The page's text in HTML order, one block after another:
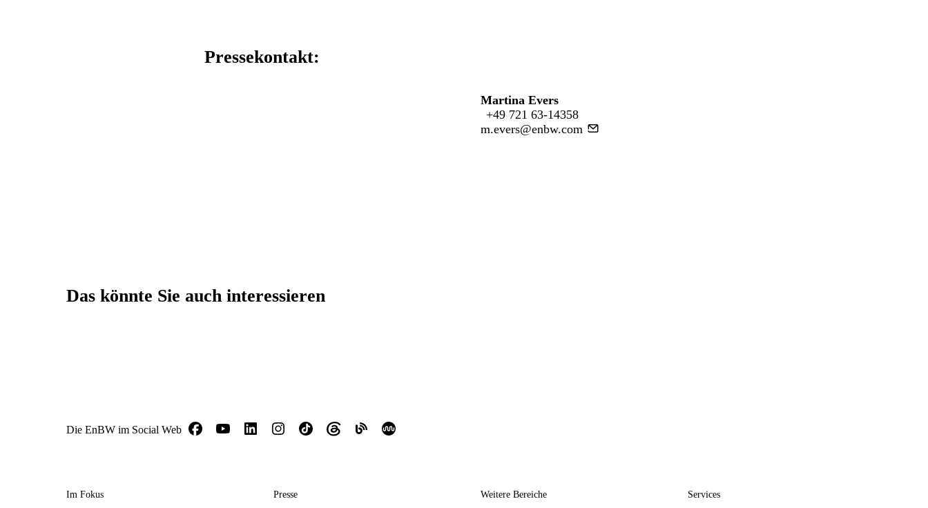
Pressekontakt:
Martina Evers
+49 721 63-14358
m.evers@enbw.com
Das könnte Sie auch interessieren
Die EnBW im Social Web
Im Fokus Presse Weitere Bereiche Services